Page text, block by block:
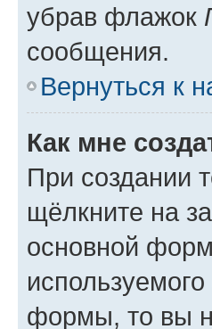
убрав флажок
сообщения.
Вернуться к
Как мне
При создании
щёлкните на
основной
формы, то вы